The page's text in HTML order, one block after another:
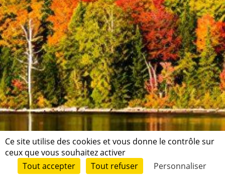
Ce site utilise des cookies et vous donne le contrôle sur
ceux que vous souhaitez activer
Tout accepter
Tout refuser Personnaliser
Tuto Conditions Générales d'utilisation et de publication
personnelles
Mentions légales Contact © Short Édition